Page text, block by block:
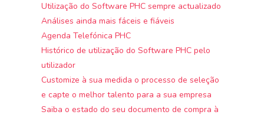
Utilização do Software PHC sempre actualizado
Análises ainda mais fáceis e fiáveis
Agenda Telefónica PHC
Histórico de utilização do Software PHC pelo
utilizador
Customize à sua medida o processo de seleção
e capte o melhor talento para a sua empresa
Saiba o estado do seu documento de compra à